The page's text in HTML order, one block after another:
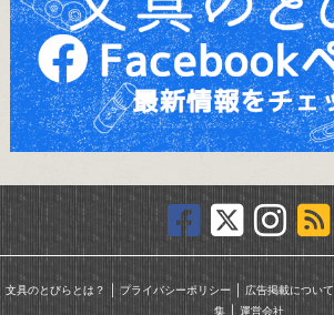
文具のとびらとは？ ｜ プライバシーポリシー｜ 広告掲載について
集｜ 運営会社